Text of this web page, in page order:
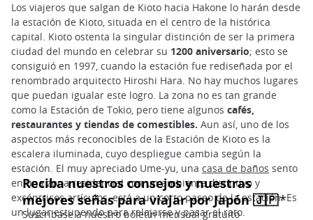
Los viajeros que salgan de Kioto hacia Hakone lo harán desde
la estación de Kioto, situada en el centro de la histórica
capital. Kioto ostenta la singular distinción de ser la primera
ciudad del mundo en celebrar su 1200 aniversario; esto se
consiguió en 1997, cuando la estación fue rediseñada por el
renombrado arquitecto Hiroshi Hara. No hay muchos lugares
que puedan igualar este logro. La zona no es tan grande
como la Estación de Tokio, pero tiene algunos cafés,
restaurantes y tiendas de comestibles. Aun así, uno de los
aspectos más reconocibles de la Estación de Kioto es la
escalera iluminada, cuyo despliegue cambia según la
estación. El muy apreciado Ume-yu, una casa de baños sento
en una zona residencial con un ambiente distintivo y
excéntricos artículos, está a un corto paseo de la estación. Es
un lugar estupendo para relajarse y pasar el rato.